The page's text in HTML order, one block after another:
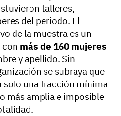
talleres,
del periodo. El
de la muestra es un
con más de 160 mujeres
y apellido. Sin
se subraya que
solo una fracción mínima
más amplia e imposible